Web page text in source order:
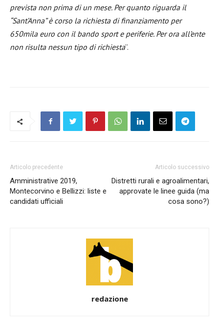
prevista non prima di un mese. Per quanto riguarda il
“Sant’Anna” è corso la richiesta di finanziamento per
650mila euro con il bando sport e periferie. Per ora all’ente
non risulta nessun tipo di richiesta“.
Articolo precedente
Amministrative 2019,
Montecorvino e Bellizzi: liste e
candidati ufficiali
Articolo successivo
Distretti rurali e agroalimentari,
approvate le linee guida (ma
cosa sono?)
redazione